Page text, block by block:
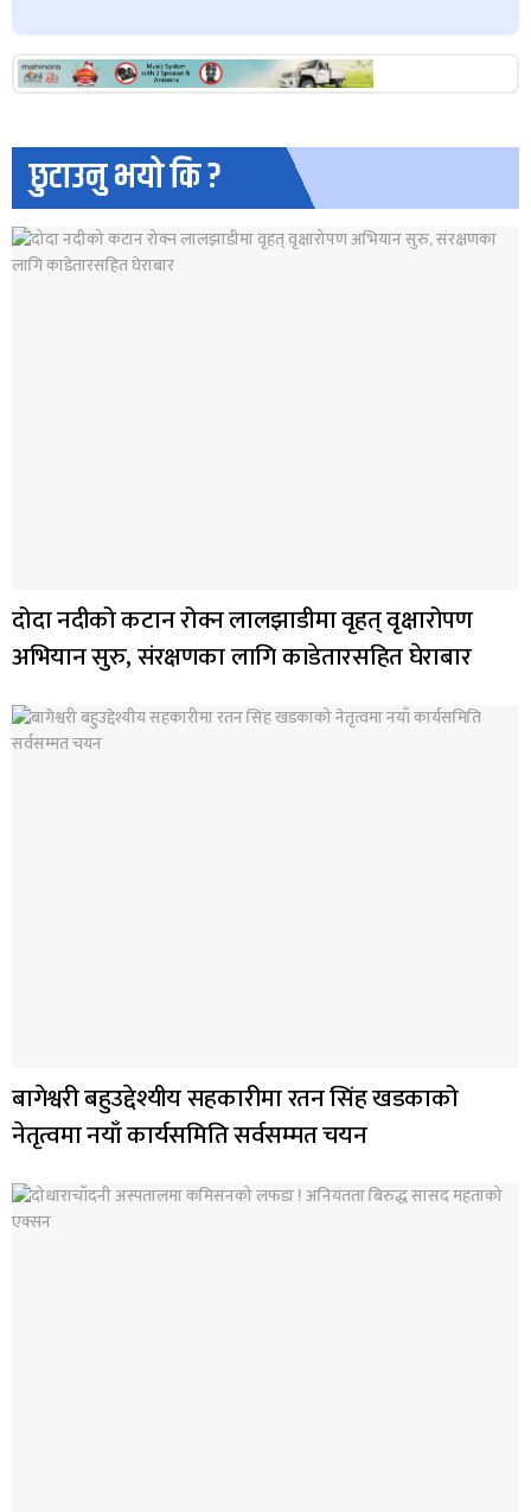
छुटाउनु भयो कि ?
दोदा नदीको कटान रोक्न लालझाडीमा वृहत् वृक्षारोपण
अभियान सुरु, संरक्षणका लागि काडेतारसहित घेराबार
बागेश्वरी बहुउद्देश्यीय सहकारीमा रतन सिंह खडकाको
नेतृत्वमा नयाँ कार्यसमिति सर्वसम्मत चयन